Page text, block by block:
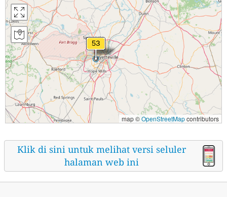
map ©OpenStreetMapcontributors
Klik di sini untuk melihat versi seluler
halaman web ini